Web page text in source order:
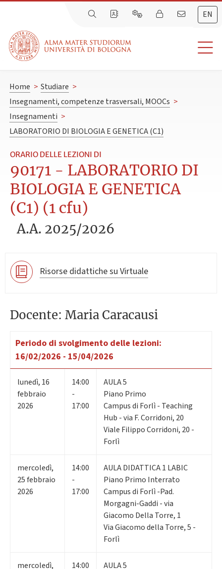
EN
Home > Studiare >
Insegnamenti, competenze trasversali, MOOCs >
Insegnamenti >
LABORATORIO DI BIOLOGIA E GENETICA (C1)
ORARIO DELLE LEZIONI DI
90171 - LABORATORIO DI
BIOLOGIA E GENETICA
(C1) (1 cfu)
A.A. 2025/2026
Risorse didattiche su Virtuale
Docente: Maria Caracausi
Periodo di svolgimento delle lezioni:
16/02/2026 - 15/04/2026
lunedì, 16
febbraio
2026
14:00
-
17:00
AULA 5
Piano Primo
Campus di Forlì - Teaching
Hub - via F. Corridoni, 20
Viale Filippo Corridoni, 20 -
Forlì
mercoledì,
25febbraio
2026
14:00
-
17:00
AULA DIDATTICA 1 LABIC
Piano Primo Interrato
Campus di Forlì -Pad.
Morgagni-Gaddi - via
Giacomo Della Torre, 1
Via Giacomo della Torre, 5 -
Forlì
mercoledì,
14:00
AULA 5